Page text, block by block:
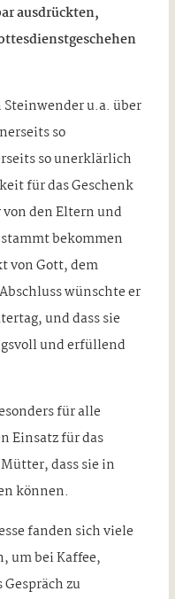
ausdrückten,
u.a. über
so
so unerklärlich
für das Geschenk
den Eltern und
bekommen
von Gott, dem
wünschte er
und dass sie
und erfüllend
für alle
Einsatz für das
dass sie in
können.
fanden sich viele
um bei Kaffee,
zu